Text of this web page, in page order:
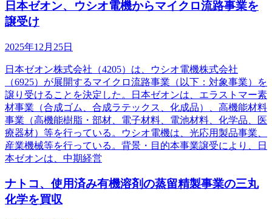
日本ゼオン、ウシオ電機からマイクロ流路事業を
譲受け
2025年12月25日
日本ゼオン株式会社（4205）は、ウシオ電機株式会社
（6925）が展開するマイクロ流路事業（以下：対象事業）を
譲り受けることを決定した。日本ゼオンは、エラストマー素
材事業（合成ゴム、合成ラテックス、化成品）、高機能材料
事業（高機能樹脂・部材、電子材料、電池材料、化学品、医
療器材）等を行っている。ウシオ電機は、光応用製品事業、
産業機械等を行っている。背景・目的本事業譲受により、日
本ゼオンは、中期経営
ナトコ、使用済み有機溶剤の蒸留精製事業の三丸
化学を買収